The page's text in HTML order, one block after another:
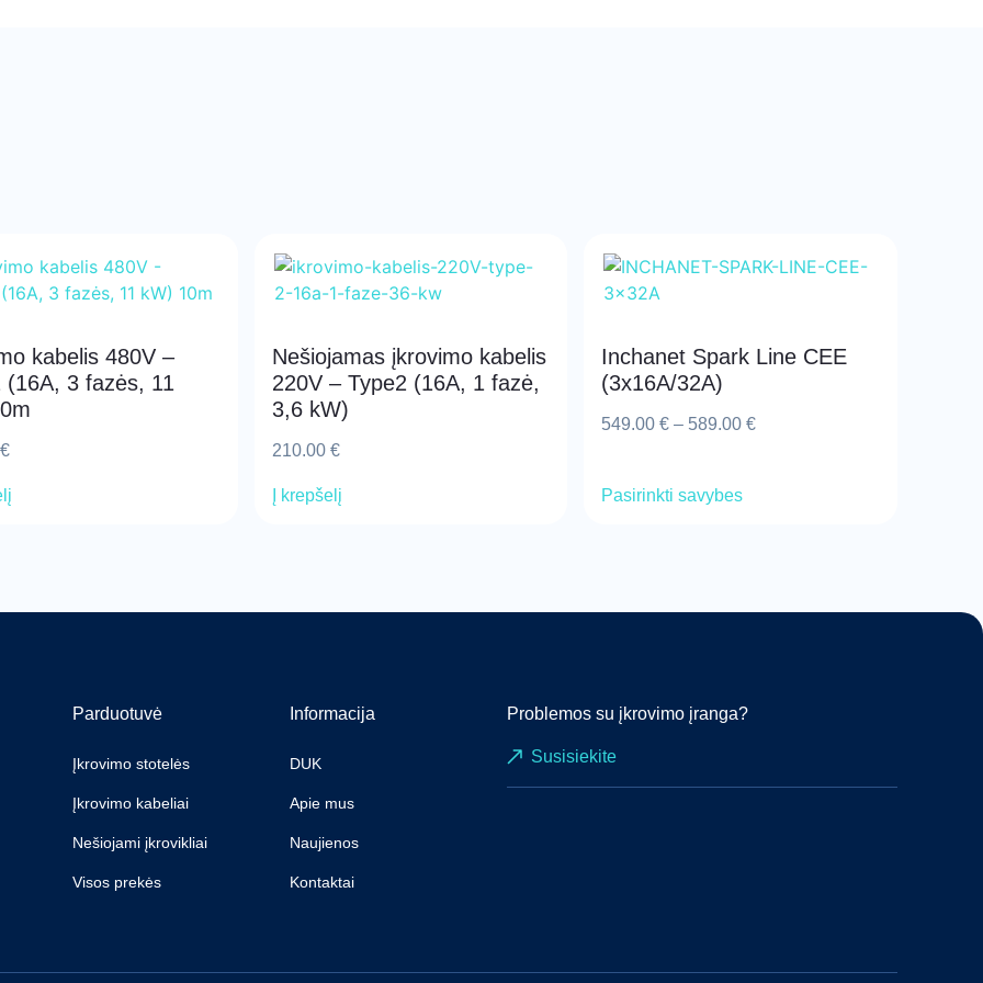
kabelis 480V –
(16A, 3 fazės, 11
€
Nešiojamas įkrovimo kabelis
220V – Type2 (16A, 1 fazė,
3,6 kW)
210.00 €
Į krepšelį
Inchanet Spark Line CEE
(3x16A/32A)
549.00€ – 589.00€
Pasirinkti savybes
Parduotuvė
Įkrovimo stotelės
Įkrovimo kabeliai
Nešiojami įkrovikliai
Visos prekės
Informacija
DUK
Apie mus
Naujienos
Kontaktai
Problemos su įkrovimo įranga?
Susisiekite